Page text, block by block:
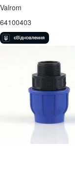
Valrom
64100403